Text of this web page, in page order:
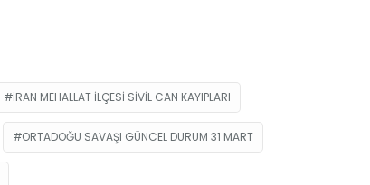
IRAN MEHALLAT ILÇESI SIVIL CAN KAYIPLARI
ORTADOĞU SAVAŞI GÜNCEL DURUM 31 MART